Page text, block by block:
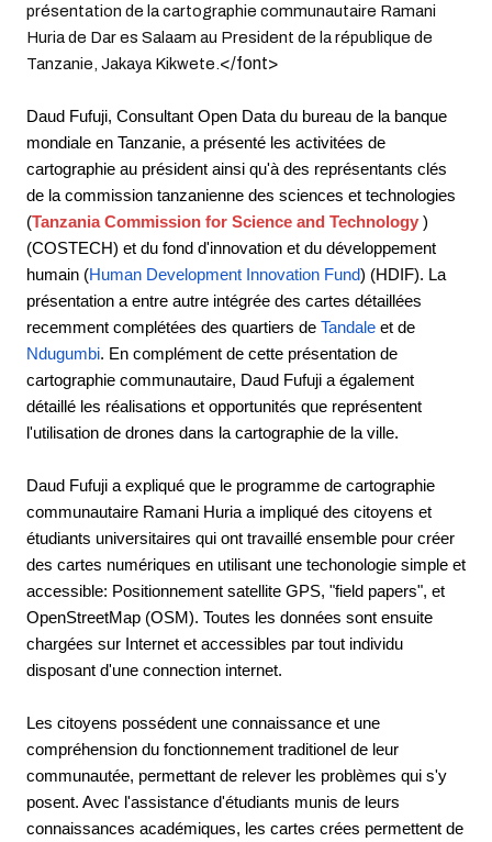
présentation de la cartographie communautaire Ramani
Huria de Dar es Salaam au President de la république de
Tanzanie, Jakaya Kikwete. </font>
Daud Fufuji, Consultant Open Data du bureau de la banque
mondiale en Tanzanie, a présenté les activitées de
cartographie au président ainsi qu'à des représentants clés
de la commission tanzanienne des sciences et technologies
(Tanzania Commission for Science and Technology )
(COSTECH) et du fond d'innovation et du développement
humain (Human Development Innovation Fund) (HDIF). La
présentation a entre autre intégrée des cartes détaillées
recemment complétées des quartiers de Tandale et de
Ndugumbi. En complément de cette présentation de
cartographie communautaire, Daud Fufuji a également
détaillé les réalisations et opportunités que représentent
l'utilisation de drones dans la cartographie de la ville.
Daud Fufuji a expliqué que le programme de cartographie
communautaire Ramani Huria a impliqué des citoyens et
étudiants universitaires qui ont travaillé ensemble pour créer
des cartes numériques en utilisant une techonologie simple et
accessible: Positionnement satellite GPS, "field papers", et
OpenStreetMap (OSM). Toutes les données sont ensuite
chargées sur Internet et accessibles par tout individu
disposant d'une connection internet.
Les citoyens possédent une connaissance et une
compréhension du fonctionnement traditionel de leur
communautée, permettant de relever les problèmes qui s'y
posent. Avec l'assistance d'étudiants munis de leurs
connaissances académiques, les cartes crées permettent de